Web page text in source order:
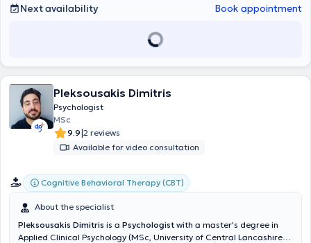
Next availability
Book appointment
Pleksousakis Dimitris
Psychologist
MSc
9.9|2 reviews
Available for video consultation
Cognitive Behavioral Therapy (CBT)
About the specialist
Pleksousakis Dimitris is a Psychologist with a master's degree in
Applied Clinical Psychology (MSc, University of Central Lancashire).